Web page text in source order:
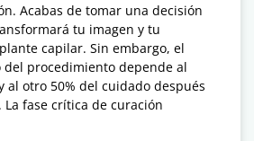
Acabas de tomar una decisión
tu imagen y tu
capilar. Sin embargo, el
del procedimiento depende al
al otro 50% del cuidado después
fase crítica de curación